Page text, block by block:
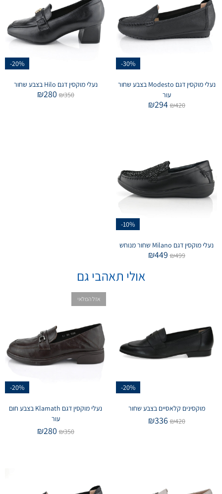
-30%
נעלי מוקסין דגם Modesto בצבע שחור
עור
₪420
₪294
-20%
נעלי מוקסין דגם Hilo בצבע שחור
₪350
₪280
-10%
נעלי מוקסין דגם Milano שחור מנוחש
₪499
₪449
אולי תאהבי גם
-20%
מוקסינים קלאסיים בצבע שחור
₪420
₪336
-20%
אזל המלאי
נעלי מוקסין דגם Klamath בצבע חום
עור
₪350
₪280